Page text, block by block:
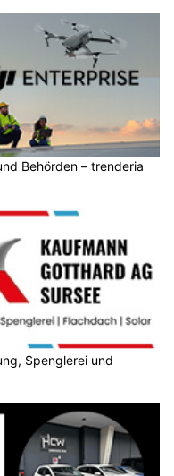
Behörden – trenderia
Spenglerei und